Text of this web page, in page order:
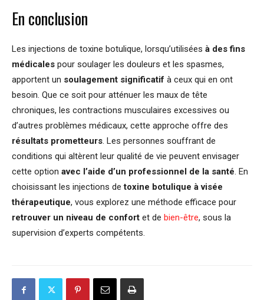
En conclusion
Les injections de toxine botulique, lorsqu’utilisées à des fins
médicales pour soulager les douleurs et les spasmes,
apportent un soulagement significatif à ceux qui en ont
besoin. Que ce soit pour atténuer les maux de tête
chroniques, les contractions musculaires excessives ou
d’autres problèmes médicaux, cette approche offre des
résultats prometteurs. Les personnes souffrant de
conditions qui altèrent leur qualité de vie peuvent envisager
cette option avec l’aide d’un professionnel de la santé. En
choisissant les injections detoxine botulique à visée
thérapeutique, vous explorez une méthode efficace pour
retrouver un niveau de confort et de bien-être, sous la
supervision d’experts compétents.